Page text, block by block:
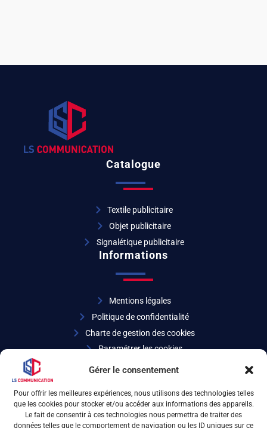
Gérer le consentement
Pour offrir les meilleures expériences, nous utilisons des technologies telles
que les cookies pour stocker et/ou accéder aux informations des appareils.
Le fait de consentir à ces technologies nous permettra de traiter des
données telles que le comportement de navigation ou les ID uniques sur ce
Catalogue
Textile publicitaire
Objet publicitaire
Signalétique publicitaire
Informations
Mentions légales
Politique de confidentialité
Charte de gestion des cookies
Paramétrer les cookies
04 72 32 27 07